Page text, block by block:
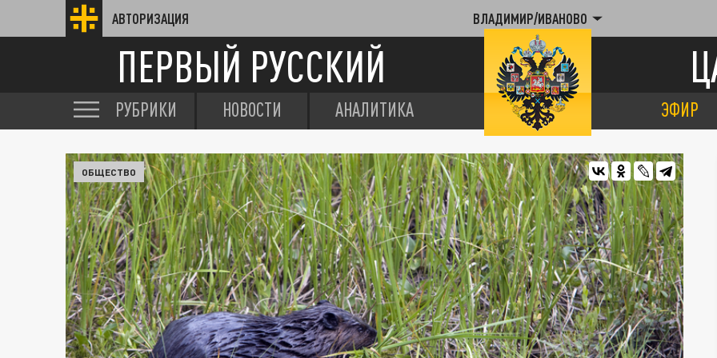
АВТОРИЗАЦИЯ ВЛАДИМИР/ИВАНОВО
ПЕРВЫЙ РУССКИЙ
РУБРИКИ НОВОСТИ АНАЛИТИКА ЭФИР
ОБЩЕСТВО